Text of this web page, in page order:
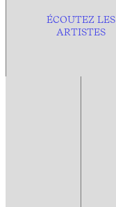
ÉCOUTEZ LES
ARTISTES